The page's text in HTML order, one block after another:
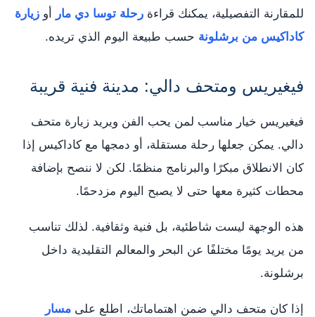
للمقارنة التفصيلية، يمكنك قراءة رحلة توسا دي مار أو زيارة
كاداكيس من برشلونة حسب طبيعة اليوم الذي تريده.
فيغيريس ومتحف دالي: مدينة فنية قريبة
فيغيريس خيار مناسب لمن يحب الفن ويريد زيارة متحف
دالي. يمكن جعلها رحلة مستقلة، أو دمجها مع كاداكيس إذا
كان الانطلاق مبكرًا والبرنامج منظمًا. لكن لا ننصح بإضافة
محطات كثيرة معها حتى لا يصبح اليوم مزدحمًا.
هذه الوجهة ليست شاطئية، بل فنية وثقافية. لذلك تناسب
من يريد يومًا مختلفًا عن البحر والمعالم التقليدية داخل
برشلونة.
إذا كان متحف دالي ضمن اهتماماتك، اطلع على مسار